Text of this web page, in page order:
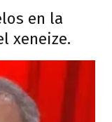
en la
xeneize.